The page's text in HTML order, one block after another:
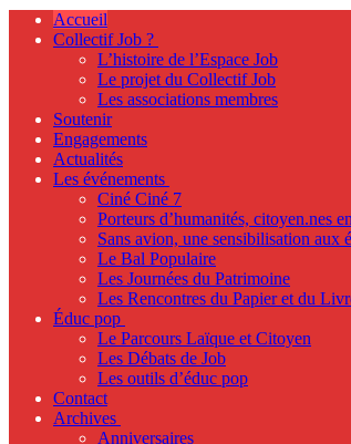
Accueil
Collectif Job ?
L’histoire de l’Espace Job
Le projet du Collectif Job
Les associations membres
Soutenir
Engagements
Actualités
Les événements
Ciné Ciné 7
Porteurs d’humanités, citoyen.nes
Sans avion, une sensibilisation aux
Le Bal Populaire
Les Journées du Patrimoine
Les Rencontres du Papier et du
Éduc pop
Le Parcours Laïque et Citoyen
Les Débats de Job
Les outils d’éduc pop
Contact
Archives
Anniversaires